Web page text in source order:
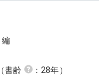
編
（書齢
：28年）